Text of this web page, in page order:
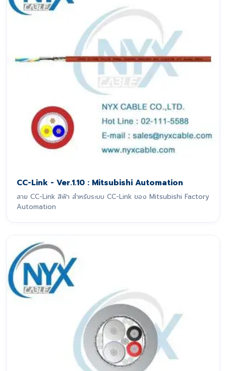
CC-Link - Ver.1.10 : Mitsubishi Automation
สาย CC-Link สีฟ้า สำหรับระบบ CC-Link ของ Mitsubishi Factory
Automation